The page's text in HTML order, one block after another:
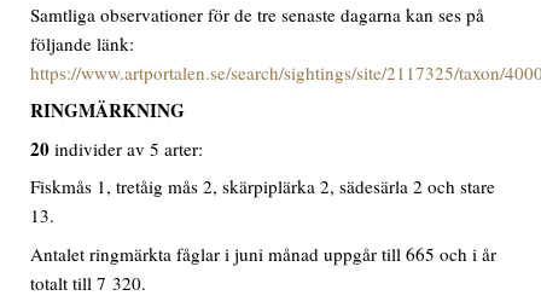
Samtliga observationer för de tre senaste dagarna kan ses på
följande länk:
https://www.artportalen.se/search/sightings/site/2117325/taxon/
RINGMÄRKNING
20 individer av 5 arter:
Fiskmås 1, tretåig mås 2, skärpiplärka 2, sädesärla 2 och stare
13.
Antalet ringmärkta fåglar i juni månad uppgår till 665 och i år
totalt till 7 320.